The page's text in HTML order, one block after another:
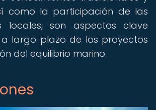
como la participación de las
locales, son aspectos clave
largo plazo de los proyectos
del equilibrio marino.